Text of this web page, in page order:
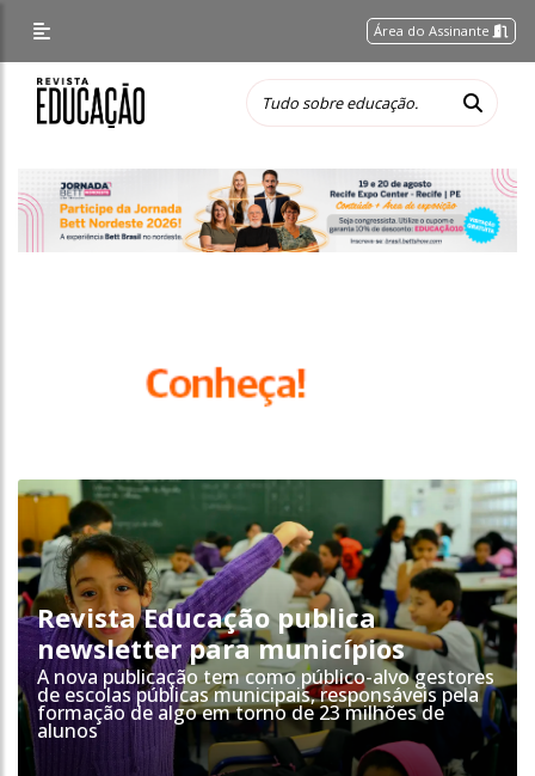
Área do Assinante
Revista Educação publica
newsletter para municípios
A nova publicação tem como público-alvo gestores
de escolas públicas municipais, responsáveis pela
formação de algo em torno de 23 milhões de
alunos